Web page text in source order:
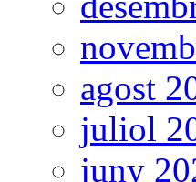
agost
juliol
juny